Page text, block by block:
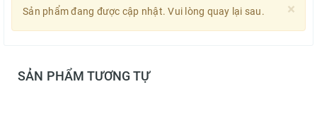
×
Sản phẩm đang được cập nhật. Vui lòng quay lại sau.
SẢN PHẨM TƯƠNG TỰ